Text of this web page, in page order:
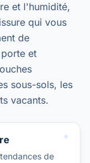
et l'humidité,
qui vous
de
et
sous-sols, les
vacants.
de